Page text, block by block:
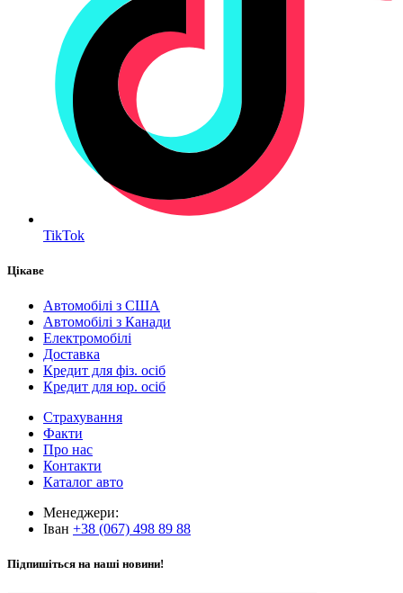
TikTok
Цікаве
Автомобілі з США
Автомобілі з Канади
Електромобілі
Доставка
Кредит для фіз. осіб
Кредит для юр. осіб
Страхування
Факти
Про нас
Контакти
Каталог авто
Менеджери:
Іван +38 (067) 498 89 88
Підпишіться на наші новини!